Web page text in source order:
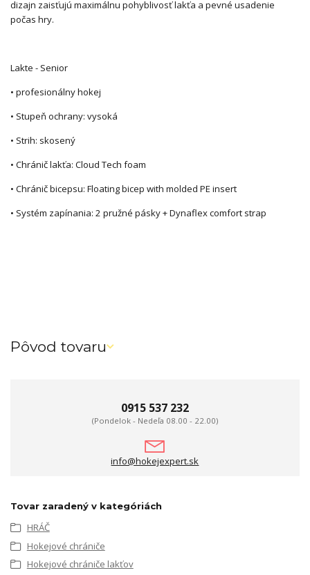
dizajn zaisťujú maximálnu pohyblivosť lakťa a pevné usadenie
počas hry.
Lakte - Senior
• profesionálny hokej
• Stupeň ochrany: vysoká
• Strih: skosený
• Chránič lakťa: Cloud Tech foam
• Chránič bicepsu: Floating bicep with molded PE insert
• Systém zapínania: 2 pružné pásky + Dynaflex comfort strap
Pôvod tovaru
0915 537 232
(Pondelok - Nedeľa 08.00 - 22.00)
info@hokejexpert.sk
Tovar zaradený v kategóriách
HRÁČ
Hokejové chrániče
Hokejové chrániče lakťov